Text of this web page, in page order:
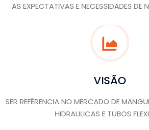
AS EXPECTATIVAS E NECESSIDADES DE
VISÃO
SER REFÊRENCIA NO MERCADO DE
HIDRAULICAS E TUBOS